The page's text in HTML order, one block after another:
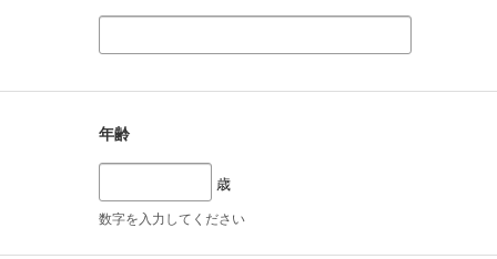
年齢
歳
数字を入力してください